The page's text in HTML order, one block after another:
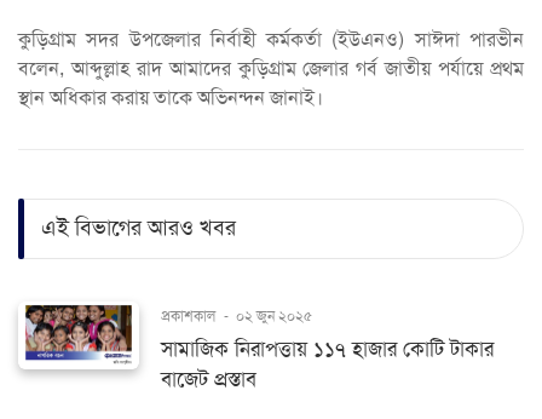
কুড়িগ্রাম সদর উপজেলার নির্বাহী কর্মকর্তা (ইউএনও) সাঈদা পারভীন
বলেন, আব্দুল্লাহ রাদ আমাদের কুড়িগ্রাম জেলার গর্ব জাতীয় পর্যায়ে প্রথম
স্থান অধিকার করায় তাকে অভিনন্দন জানাই।
এই বিভাগের আরও খবর
প্রকাশকাল - ০২ জুন ২০২৫
সামাজিক নিরাপত্তায় ১১৭ হাজার কোটি টাকার
বাজেট প্রস্তাব